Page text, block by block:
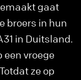
gaat
broers in hun
in Duitsland.
een vroege
ze op